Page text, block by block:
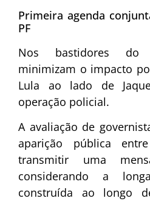
Primeira agenda
PF
Nos bastidores do
minimizam o impacto
Lula ao lado de
operação policial.
A avaliação de
aparição pública
transmitir uma
considerando a
construída ao longo